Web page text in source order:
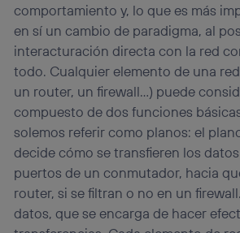
comportamiento y, lo que es más
en sí un cambio de paradigma, al
interacturación directa con la red
todo. Cualquier elemento de una
un router, un firewall…) puede
compuesto de dos funciones
solemos referir como planos: el
decide cómo se transfieren los
puertos de un conmutador, hacia
router, si se filtran o no en un
datos, que se encarga de hacer